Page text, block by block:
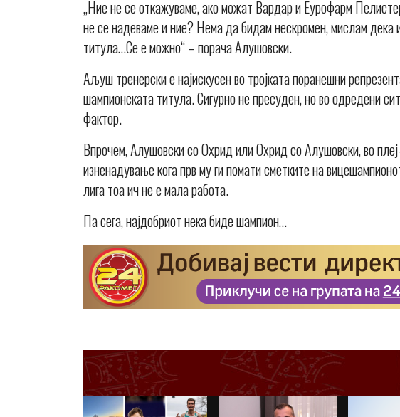
„Ние не се откажуваме, ако можат Вардар и Еурофарм
не се надеваме и ние? Нема да бидам нескромен, мислам
титула…Се е можно“ – порача Алушовски.
Аљуш тренерски е најискусен во тројката поранешни
шампионската титула. Сигурно не пресуден, но во одредени
фактор.
Впрочем, Алушовски со Охрид или Охрид со Алушовски, во
изненадување кога прв му ги помати сметките на
лига тоа ич не е мала работа.
Па сега, најдобриот нека биде шампион…